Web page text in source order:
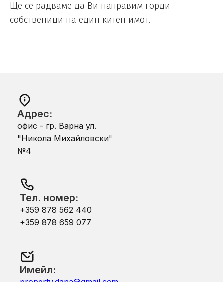
Ще се радваме да Ви направим горди
собственици на един китен имот.
Адрес:
офис - гр. Варна ул.
"Никола Михайловски"
№4
Тел. номер:
+359 878 562 440
+359 878 659 077
Имейл: